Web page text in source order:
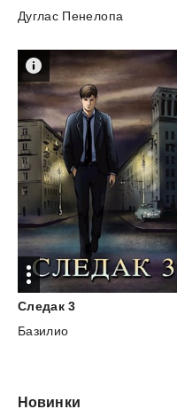
Дуглас Пенелопа
Следак 3
Базилио
Новинки